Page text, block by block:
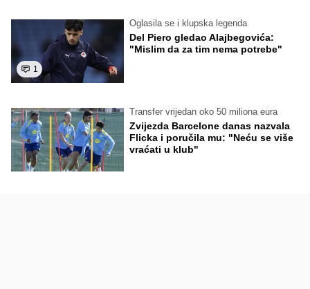
1
Oglasila se i klupska legenda
Del Piero gledao Alajbegovića:
"Mislim da za tim nema potrebe"
Transfer vrijedan oko 50 miliona eura
Zvijezda Barcelone danas nazvala
Flicka i poručila mu: "Neću se više
vraćati u klub"